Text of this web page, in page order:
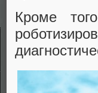
Кроме